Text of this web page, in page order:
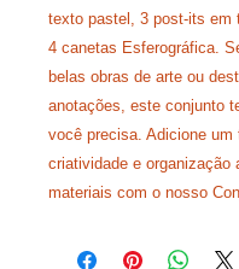
texto pastel, 3 post-its em
4 canetas Esferográfica.
belas obras de arte ou
anotações, este conjunto
você precisa. Adicione um
criatividade e organização
materiais com o nosso